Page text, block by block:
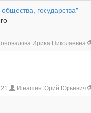
государства"
Ирина Николаевна
Игнашин Юрий Юрьевич